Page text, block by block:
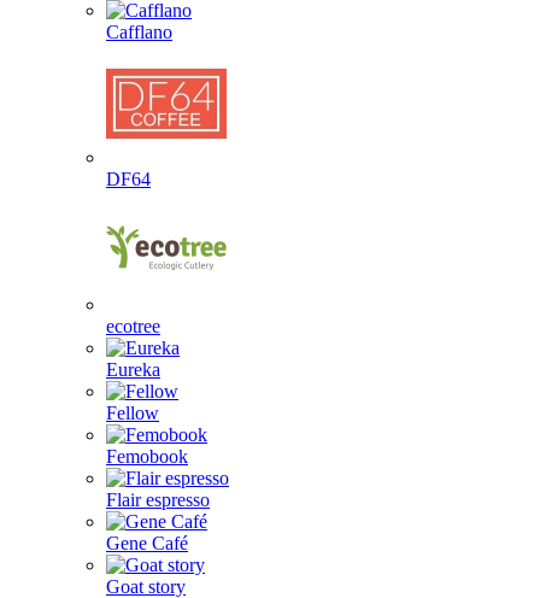
Cafflano
DF64
ecotree
Eureka
Fellow
Femobook
Flair espresso
Gene Café
Goat story